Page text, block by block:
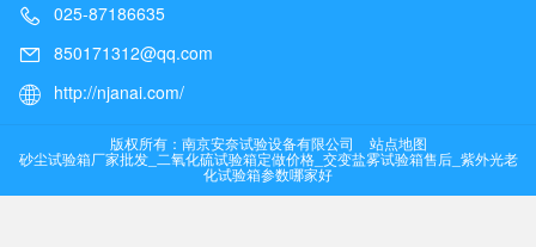
025-87186635
850171312@qq.com
http://njanai.com/
版权所有：南京安奈试验设备有限公司 站点地图
砂尘试验箱厂家批发_二氧化硫试验箱定做价格_交变盐雾试验箱售后_紫外光老
化试验箱参数哪家好